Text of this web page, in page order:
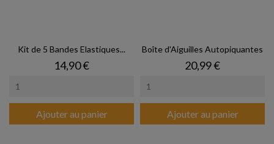
Kit de 5 Bandes Elastiques...
Prix
14,90 €
Ajouter au panier
Boîte d'Aiguilles Autopiquantes
Prix
20,99 €
Ajouter au panier